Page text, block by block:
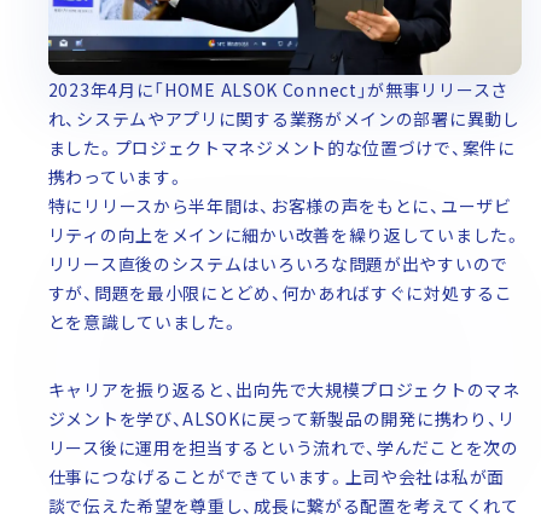
2023年4月に「HOME ALSOK Connect」が無事リリースさ
れ、システムやアプリに関する業務がメインの部署に異動し
ました。プロジェクトマネジメント的な位置づけで、案件に
携わっています。
特にリリースから半年間は、お客様の声をもとに、ユーザビ
リティの向上をメインに細かい改善を繰り返していました。
リリース直後のシステムはいろいろな問題が出やすいので
すが、問題を最小限にとどめ、何かあればすぐに対処するこ
とを意識していました。
キャリアを振り返ると、出向先で大規模プロジェクトのマネ
ジメントを学び、ALSOKに戻って新製品の開発に携わり、リ
リース後に運用を担当するという流れで、学んだことを次の
仕事につなげることができています。上司や会社は私が面
談で伝えた希望を尊重し、成長に繋がる配置を考えてくれて